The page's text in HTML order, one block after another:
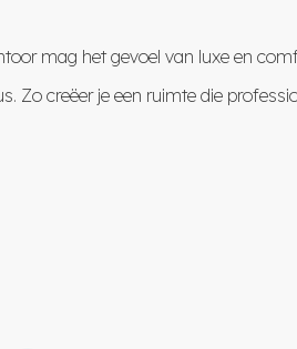
mag het gevoel van luxe en
Zo creëer je een ruimte die